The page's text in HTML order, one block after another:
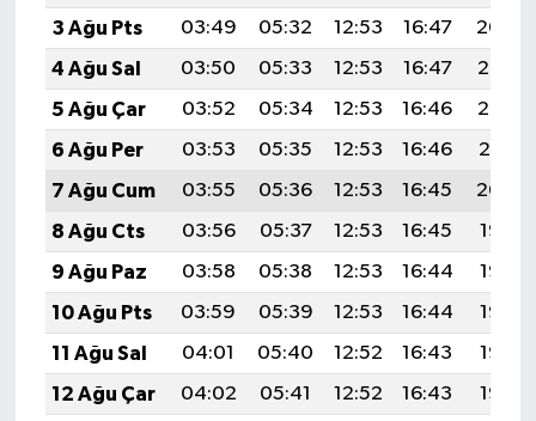
3 Ağu Pts
03:49 05:32 12:53 16:47
20:04
4 Ağu Sal
03:50 05:33 12:53 16:47
20:03
5 Ağu Çar
03:52 05:34 12:53 16:46
20:02
6 Ağu Per
03:53 05:35 12:53 16:46
20:01
7 Ağu Cum
03:55 05:36 12:53 16:45
20:00
8 Ağu Cts
03:56 05:37 12:53 16:45
19:58
9 Ağu Paz
03:58 05:38 12:53 16:44
19:57
10 Ağu Pts
03:59 05:39 12:53 16:44
19:56
11 Ağu Sal
04:01 05:40 12:52 16:43
19:55
12 Ağu Çar
04:02 05:41 12:52 16:43
19:53